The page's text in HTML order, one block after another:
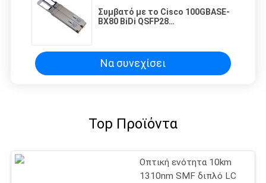
Συμβατό με το Cisco 100GBASE-
BX80 BiDi QSFP28
Να συνεχίσει
Top Προϊόντα
Οπτική ενότητα 10km
1310nm SMF διπλό LC